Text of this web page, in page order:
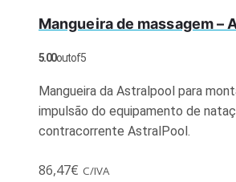
Mangueira de massagem –
5.00out of 5
Mangueira da Astralpool para
impulsão do equipamento de
contracorrente AstralPool.
86,47€ C/IVA